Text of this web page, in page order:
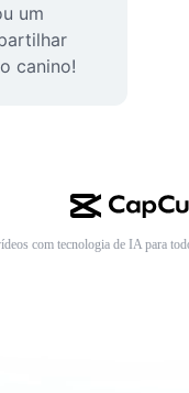
um
canino!
com tecnologia de IA para